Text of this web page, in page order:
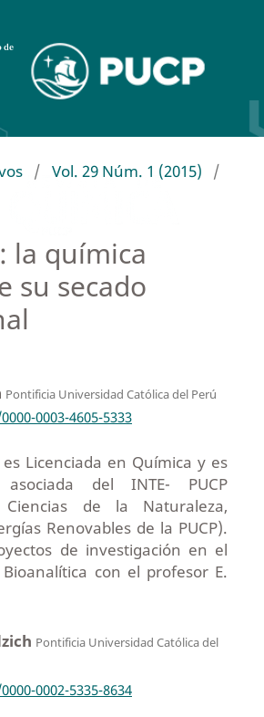
de
/ Vol. 29 Núm. 1 (2015)
/
la química
su secado
Pontificia Universidad Católica del Perú
0003-4605-5333
es Licenciada en Química y es
asociada del INTE- PUCP
de la Naturaleza,
Renovables de la PUCP).
de investigación en el
con el profesor E.
Pontificia Universidad Católica del
0002-5335-8634